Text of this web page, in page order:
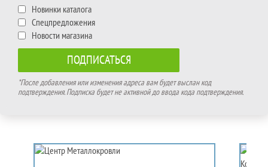
Новинки каталога
Спецпредложения
Новости магазина
*После добавления или изменения адреса вам будет выслан код
подтверждения. Подписка будет не активной до ввода кода подтверждения.